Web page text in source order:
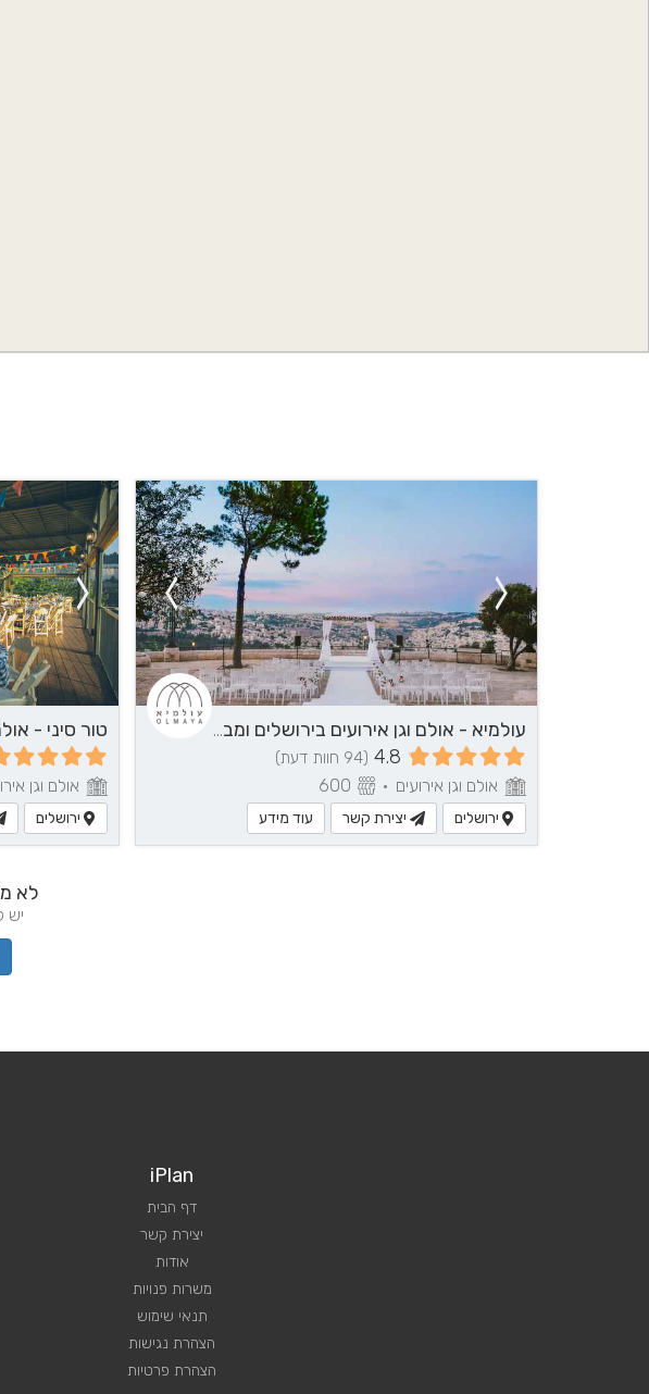
עולמיא - אולם וגן אירועים בירושלים ומבואותיה
4.8 (94 חוות דעת)
אולם וגן אירועים •
ירושלים יצירת קשר עוד מידע
אולם וגן
ירושלים
לא
יש
iPlan
דף הבית
יצירת קשר
אודות
משרות פנויות
תנאי שימוש
הצהרת נגישות
הצהרת פרטיות